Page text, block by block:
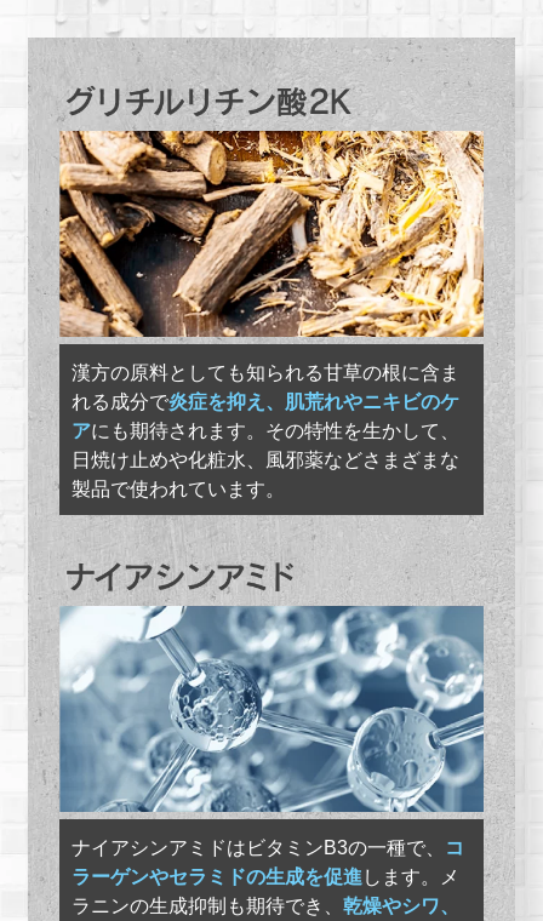
漢方の原料としても知られる甘草の根に含ま
れる成分で炎症を抑え、肌荒れやニキビのケ
アにも期待されます。その特性を生かして、
日焼け止めや化粧水、風邪薬などさまざまな
製品で使われています。
ナイアシンアミドはビタミンB3の一種で、
コ
ラーゲンやセラミドの生成を促進 します。メ
ラニンの生成抑制も期待でき、 乾燥やシワ、